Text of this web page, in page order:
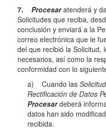
7.
Procesaratenderá y
Solicitudes que reciba,
conclusión y enviará a la
correo electrónica que le
del que recibió la Solicitud,
necesarios, así como la
conformidad con lo
a) Cuando las
Rectificación de Datos
Procesardeberá
datos han sido
recibida.